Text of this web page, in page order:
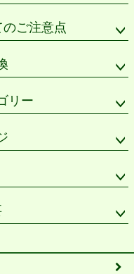
ご注意点
リー